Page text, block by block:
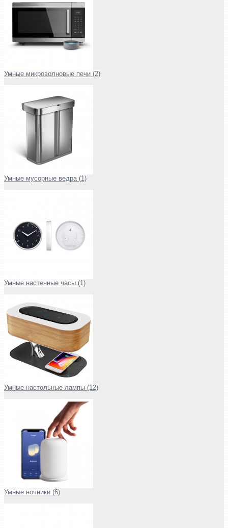
Умные микроволновые печи (2)
Умные мусорные ведра (1)
Умные настенные часы (1)
Умные настольные лампы (12)
Умные ночники (6)